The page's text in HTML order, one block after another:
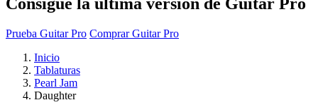
Prueba Guitar Pro Comprar Guitar Pro
Inicio
Tablaturas
Pearl Jam
Daughter